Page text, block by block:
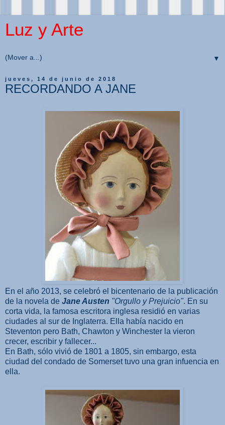
Luz y Arte
▼
jueves, 14 de junio de 2018
RECORDANDO A JANE
En el año 2013, se celebró el bicentenario de la publicación
de la novela de Jane Austen "Orgullo y Prejuicio". En su
corta vida, la famosa escritora inglesa residió en varias
ciudades al sur de Inglaterra. Ella había nacido en
Steventon pero Bath, Chawton y Winchester la vieron
crecer, escribir y fallecer...
En Bath, sólo vivió de 1801 a 1805, sin embargo, esta
ciudad del condado de Somerset tuvo una gran infuencia en
ella.